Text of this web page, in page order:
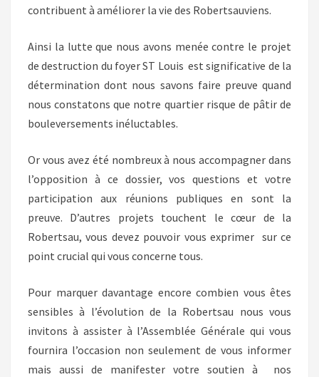
contribuent à améliorer la vie des Robertsauviens.
Ainsi la lutte que nous avons menée contre le projet
de destruction du foyer ST Louis est significative de la
détermination dont nous savons faire preuve quand
nous constatons que notre quartier risque de pâtir de
bouleversements inéluctables.
Or vous avez été nombreux à nous accompagner dans
l’opposition à ce dossier, vos questions et votre
participation aux réunions publiques en sont la
preuve. D’autres projets touchent le cœur de la
Robertsau, vous devez pouvoir vous exprimer sur ce
point crucial qui vous concerne tous.
Pour marquer davantage encore combien vous êtes
sensibles à l’évolution de la Robertsau nous vous
invitons à assister à l’Assemblée Générale qui vous
fournira l’occasion non seulement de vous informer
mais aussi de manifester votre soutien à
nos